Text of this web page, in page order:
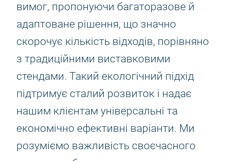
вимог, пропонуючи багаторазове й
адаптоване рішення, що значно
скорочує кількість відходів, порівняно
з традиційними виставковими
стендами. Такий екологічний підхід
підтримує сталий розвиток і надає
нашим клієнтам універсальні та
економічно ефективні варіанти. Ми
розуміємо важливість своєчасного